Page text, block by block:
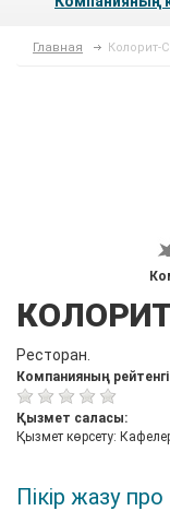
Главная Колорит-
Ресторан.
Компанияның
Қызмет саласы:
Қызмет көрсету:
Пікір жазу